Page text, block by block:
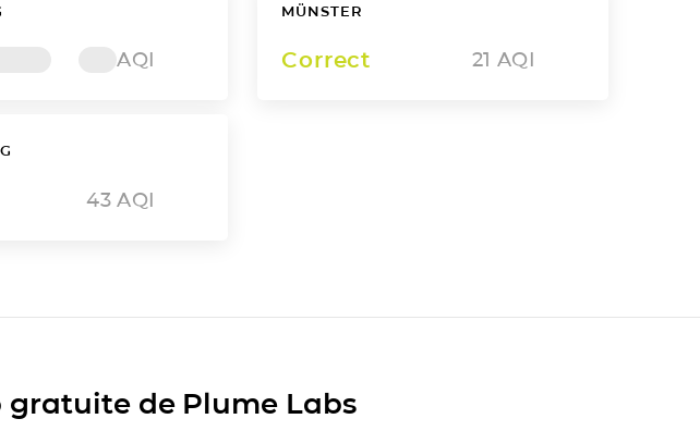
AQI
MÜNSTER
Correct 21 AQI
43 AQI
gratuite de Plume Labs